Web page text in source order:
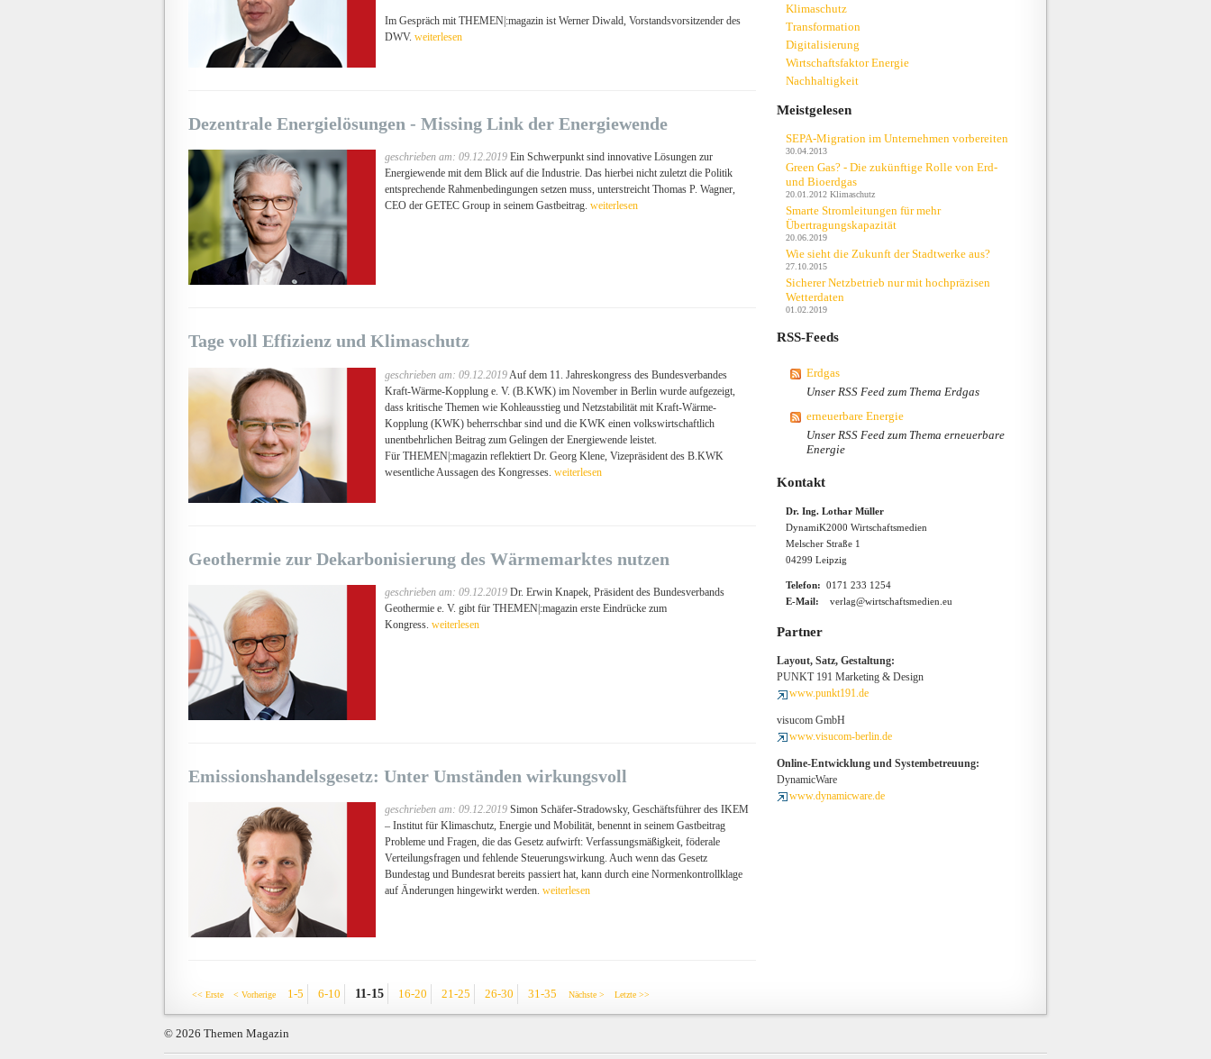
Im Gespräch mit THEMEN|:magazin ist Werner Diwald, Vorstandsvorsitzender des
DWV. weiterlesen
Dezentrale Energielösungen - Missing Link der Energiewende
geschrieben am: 09.12.2019Ein Schwerpunkt sind innovative Lösungen zur
Energiewende mit dem Blick auf die Industrie. Das hierbei nicht zuletzt die Politik
entsprechende Rahmenbedingungen setzen muss, unterstreicht Thomas P. Wagner,
CEO der GETEC Group in seinem Gastbeitrag. weiterlesen
Tage voll Effizienz und Klimaschutz
geschrieben am: 09.12.2019Auf dem 11. Jahreskongress des Bundesverbandes
Kraft-Wärme-Kopplung e. V. (B.KWK) im November in Berlin wurde aufgezeigt,
dass kritische Themen wie Kohleausstieg und Netzstabilität mit Kraft-Wärme-
Kopplung (KWK) beherrschbar sind und die KWK einen volkswirtschaftlich
unentbehrlichen Beitrag zum Gelingen der Energiewende leistet.
Für THEMEN|:magazin reflektiert Dr. Georg Klene, Vizepräsident des B.KWK
wesentliche Aussagen des Kongresses. weiterlesen
Geothermie zur Dekarbonisierung des Wärmemarktes nutzen
geschrieben am: 09.12.2019Dr. Erwin Knapek, Präsident des Bundesverbands
Geothermie e. V. gibt für THEMEN|:magazin erste Eindrücke zum
Kongress. weiterlesen
Emissionshandelsgesetz: Unter Umständen wirkungsvoll
geschrieben am: 09.12.2019Simon Schäfer-Stradowsky, Geschäftsführer des IKEM
– Institut für Klimaschutz, Energie und Mobilität, benennt in seinem Gastbeitrag
Probleme und Fragen, die das Gesetz aufwirft: Verfassungsmäßigkeit, föderale
Verteilungsfragen und fehlende Steuerungswirkung. Auch wenn das Gesetz
Bundestag und Bundesrat bereits passiert hat, kann durch eine Normenkontrollklage
auf Änderungen hingewirkt werden. weiterlesen
<< Erste < Vorherige 1-5 6-10 11-15 16-20 21-25 26-30 31-35 Nächste > Letzte >>
Klimaschutz
Transformation
Digitalisierung
Wirtschaftsfaktor Energie
Nachhaltigkeit
Meistgelesen
SEPA-Migration im Unternehmen vorbereiten
30.04.2013
Green Gas? - Die zukünftige Rolle von Erd-
und Bioerdgas
20.01.2012 Klimaschutz
Smarte Stromleitungen für mehr
Übertragungskapazität
20.06.2019
Wie sieht die Zukunft der Stadtwerke aus?
27.10.2015
Sicherer Netzbetrieb nur mit hochpräzisen
Wetterdaten
01.02.2019
RSS-Feeds
Erdgas
Unser RSS Feed zum Thema Erdgas
erneuerbare Energie
Unser RSS Feed zum Thema erneuerbare
Energie
Kontakt
Dr. Ing. Lothar Müller
DynamiK2000 Wirtschaftsmedien
Melscher Straße 1
04299 Leipzig
Telefon: 0171 233 1254
E-Mail: verlag@wirtschaftsmedien.eu
Partner
Layout, Satz, Gestaltung:
PUNKT 191 Marketing & Design
www.punkt191.de
visucom GmbH
www.visucom-berlin.de
Online-Entwicklung und Systembetreuung:
DynamicWare
www.dynamicware.de
© 2026 Themen Magazin